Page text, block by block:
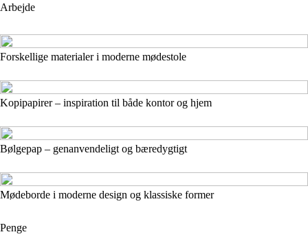
Arbejde
Forskellige materialer i moderne mødestole
Kopipapirer – inspiration til både kontor og hjem
Bølgepap – genanvendeligt og bæredygtigt
Mødeborde i moderne design og klassiske former
Penge